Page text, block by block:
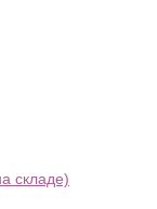
складе)